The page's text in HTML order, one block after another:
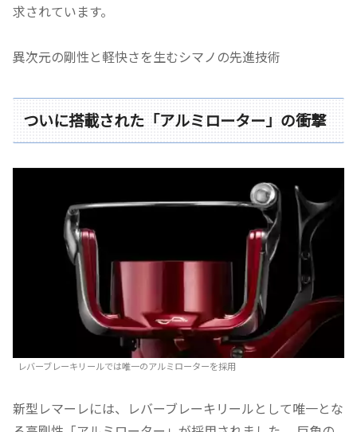
求されています。
異次元の剛性と軽快さを生むシマノの先進技術
ついに搭載された「アルミローター」の衝撃
レバーブレーキリールでは唯一のアルミローターを採用
新型レマーレには、レバーブレーキリールとして唯一とな